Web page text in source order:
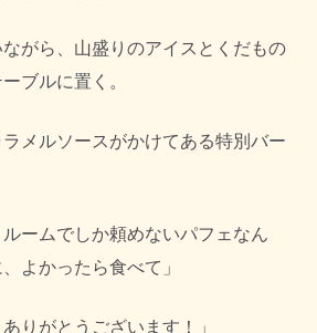
がら、山盛りのアイスとくだもの
ブルに置く。
メルソースがかけてある特別バー
ルームでしか頼めないパフェなん
よかったら食べて」
りがとうございます！」